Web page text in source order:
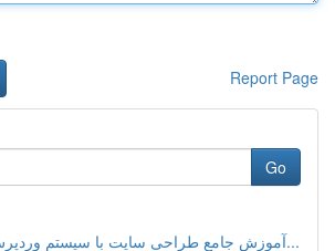
Report Page
Go
آموزش جامع طراحی سایت با سیستم وردپرس: از صف...